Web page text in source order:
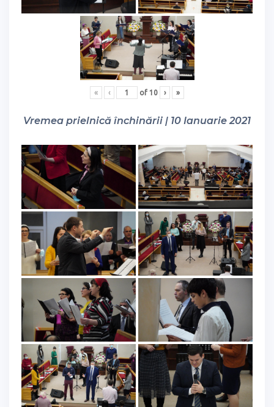
« ‹ of 10 › »
Vremea prielnică închinării | 10 Ianuarie 2021